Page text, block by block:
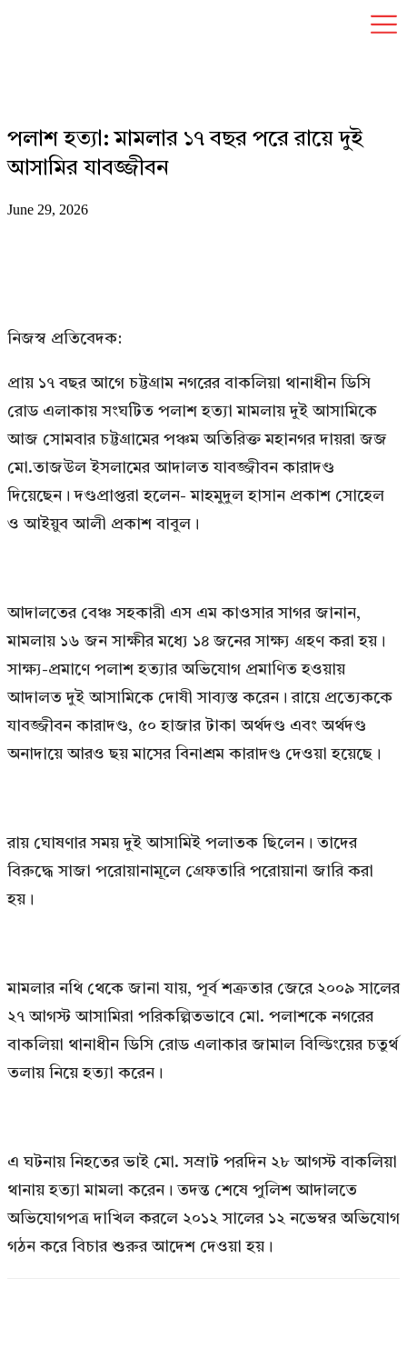
পলাশ হত্যা: মামলার ১৭ বছর পরে রায়ে দুই
আসামির যাবজ্জীবন
June 29, 2026
নিজস্ব প্রতিবেদক:
প্রায় ১৭ বছর আগে চট্টগ্রাম নগরের বাকলিয়া থানাধীন ডিসি
রোড এলাকায় সংঘটিত পলাশ হত্যা মামলায় দুই আসামিকে
আজ সোমবার চট্টগ্রামের পঞ্চম অতিরিক্ত মহানগর দায়রা জজ
মো.তাজউল ইসলামের আদালত যাবজ্জীবন কারাদণ্ড
দিয়েছেন। দণ্ডপ্রাপ্তরা হলেন- মাহমুদুল হাসান প্রকাশ সোহেল
ও আইয়ুব আলী প্রকাশ বাবুল।
আদালতের বেঞ্চ সহকারী এস এম কাওসার সাগর জানান,
মামলায় ১৬ জন সাক্ষীর মধ্যে ১৪ জনের সাক্ষ্য গ্রহণ করা হয়।
সাক্ষ্য-প্রমাণে পলাশ হত্যার অভিযোগ প্রমাণিত হওয়ায়
আদালত দুই আসামিকে দোষী সাব্যস্ত করেন। রায়ে প্রত্যেককে
যাবজ্জীবন কারাদণ্ড, ৫০ হাজার টাকা অর্থদণ্ড এবং অর্থদণ্ড
অনাদায়ে আরও ছয় মাসের বিনাশ্রম কারাদণ্ড দেওয়া হয়েছে।
রায় ঘোষণার সময় দুই আসামিই পলাতক ছিলেন। তাদের
বিরুদ্ধে সাজা পরোয়ানামূলে গ্রেফতারি পরোয়ানা জারি করা
হয়।
মামলার নথি থেকে জানা যায়, পূর্ব শত্রুতার জেরে ২০০৯ সালের
২৭ আগস্ট আসামিরা পরিকল্পিতভাবে মো. পলাশকে নগরের
বাকলিয়া থানাধীন ডিসি রোড এলাকার জামাল বিল্ডিংয়ের চতুর্থ
তলায় নিয়ে হত্যা করেন।
এ ঘটনায় নিহতের ভাই মো. সম্রাট পরদিন ২৮ আগস্ট বাকলিয়া
থানায় হত্যা মামলা করেন। তদন্ত শেষে পুলিশ আদালতে
অভিযোগপত্র দাখিল করলে ২০১২ সালের ১২ নভেম্বর অভিযোগ
গঠন করে বিচার শুরুর আদেশ দেওয়া হয়।